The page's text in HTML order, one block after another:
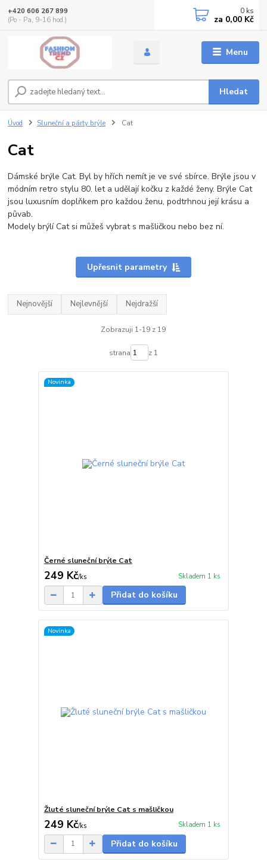
Menu
Hledat
+420 606 267 899
(Po - Pa, 9-16 hod.)
0 ks
za 0,00 Kč
Úvod Sluneční a párty brýle Cat
Cat
Dámské brýle Cat. Byl by hřích nemít je ve své sbírce. Brýle jsou v
módním retro stylu 80. let a udělají kočku z každé ženy. Brýle Cat
jsou luxusním doplňkem pro každou ženu, podtrhnou její krásu a
půvab.
Modely brýlí Cat si můžeš vybrat s mašličkou nebo bez ní.
Upřesnit parametry
Nejnovější Nejlevnější Nejdražší
Zobrazuji 1-19 z 19
strana z 1
Novinka
Černé sluneční brýle Cat
249 Kč/ks Skladem 1 ks
Přidat do košíku
Novinka
Žluté sluneční brýle Cat s mašličkou
249 Kč/ks Skladem 1 ks
Přidat do košíku